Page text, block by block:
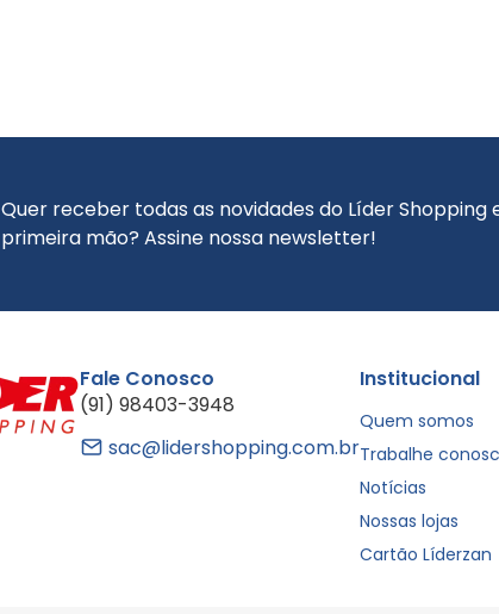
Quer receber todas as novidades do Líder Shopping
primeira mão? Assine nossa newsletter!
Fale Conosco
(91) 98403-3948
sac@lidershopping.com.br
Institucional
Quem somos
Trabalhe
Notícias
Nossas lojas
Cartão Líderzan